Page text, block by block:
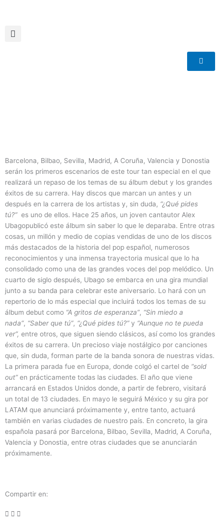
Barcelona, Bilbao, Sevilla, Madrid, A Coruña, Valencia y Donostia
serán los primeros escenarios de este tour tan especial en el que
realizará un repaso de los temas de su álbum debut y los grandes
éxitos de su carrera. Hay discos que marcan un antes y un
después en la carrera de los artistas y, sin duda, “¿Qué pides
tú?” es uno de ellos. Hace 25 años, un joven cantautor Alex
Ubagopublicó este álbum sin saber lo que le deparaba. Entre otras
cosas, un millón y medio de copias vendidas de uno de los discos
más destacados de la historia del pop español, numerosos
reconocimientos y una inmensa trayectoria musical que lo ha
consolidado como una de las grandes voces del pop melódico. Un
cuarto de siglo después, Ubago se embarca en una gira mundial
junto a su banda para celebrar este aniversario. Lo hará con un
repertorio de lo más especial que incluirá todos los temas de su
álbum debut como “A gritos de esperanza”, “Sin miedo a
nada”, “Saber que tú”, “¿Qué pides tú?”y “Aunque no te pueda
ver”, entre otros, que siguen siendo clásicos, así como los grandes
éxitos de su carrera. Un precioso viaje nostálgico por canciones
que, sin duda, forman parte de la banda sonora de nuestras vidas.
La primera parada fue en Europa, donde colgó el cartel de “sold
out”en prácticamente todas las ciudades. El año que viene
arrancará en Estados Unidos donde, a partir de febrero, visitará
un total de 13 ciudades. En mayo le seguirá México y su gira por
LATAM que anunciará próximamente y, entre tanto, actuará
también en varias ciudades de nuestro país. En concreto, la gira
española pasará por Barcelona, Bilbao, Sevilla, Madrid, A Coruña,
Valencia y Donostia, entre otras ciudades que se anunciarán
próximamente.
Compartir en: